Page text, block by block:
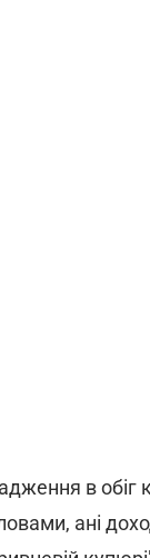
в обіг
ані